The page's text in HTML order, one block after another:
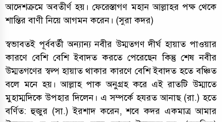
আদেশক্রমে অবতীর্ণ হয়। ফেরেস্তাগণ মহান আল্লাহর পক্ষ থেকে
শান্তির বাণী নিয়ে আগমন করেন। (সুরা কদর)
স্বভাবতই পূর্ববর্তী অন্যান্য নবীর উম্মতগণ দীর্ঘ হায়াত পাওয়ার
কারণে বেশি বেশি ইবাদত করতে পেরেছেন কিন্তু শেষ নবীর
উম্মতগণের স্বল্প হায়াত থাকার কারণে বেশি ইবাদত হতে বঞ্চিত
বলে মনে হয়। আল্লাহ পাক অনুগ্রহ করে এই রাতটি উম্মাতে
মুহাম্মদিকে উপহার দিলেন। এ সম্পর্কে হযরত আনাছ (রা.) হতে
বর্ণিত: হুজুর (সা.) ইরশাদ করেন, শবে কদর একমাত্র আমার